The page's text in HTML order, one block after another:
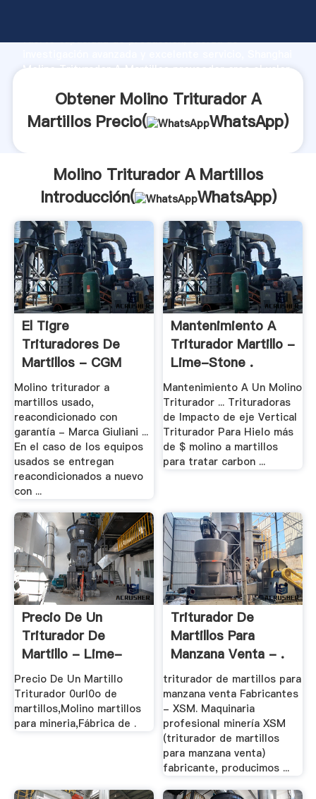
fuerte capacidad de producción, fuerza de
Molino Triturador A Martillos proveedor crea el valor
Obtener Molino Triturador A
Martillos Precio(
WhatsApp)
Molino Triturador A Martillos
Introducción(
WhatsApp)
El Tigre
Trituradores De
Martillos - CGM
Mining .
Molino triturador a
martillos usado,
reacondicionado con
garantía - Marca Giuliani ...
En el caso de los equipos
usados se entregan
reacondicionados a nuevo
con ...
Mantenimiento A
Triturador Martillo -
Lime-Stone .
Mantenimiento A Un Molino
Triturador ... Trituradoras
de Impacto de eje Vertical
Triturador Para Hielo más
de $ molino a martillos
para tratar carbon ...
Precio De Un
Triturador De
Martillo - Lime-
Stone .
Precio De Un Martillo
Triturador 0url0o de
martillos,Molino martillos
para mineria,Fábrica de .
Triturador De
Martillos Para
Manzana Venta - .
triturador de martillos para
manzana venta Fabricantes
- XSM. Maquinaria
profesional minería XSM
(triturador de martillos
para manzana venta)
fabricante, producimos ...